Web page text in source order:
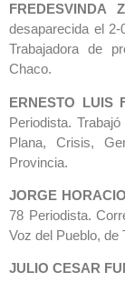
FREDESVINDA
desaparecida el
Trabajadora de
Chaco.
ERNESTO LUIS
Periodista.
Plana, Crisis,
Provincia.
JORGE
78 Periodista.
Voz del Pueblo, de
JULIO CESAR